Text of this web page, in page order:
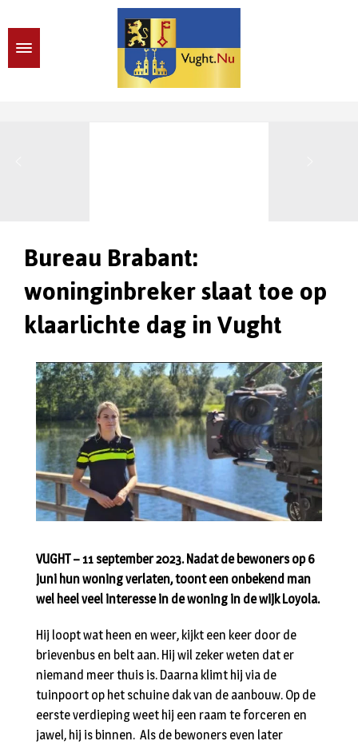
Bureau Brabant:
woninginbreker slaat toe op
klaarlichte dag in Vught
VUGHT – 11 september 2023. Nadat de bewoners op 6
juni hun woning verlaten, toont een onbekend man
wel heel veel interesse in de woning in de wijk Loyola.
Hij loopt wat heen en weer, kijkt een keer door de
brievenbus en belt aan. Hij wil zeker weten dat er
niemand meer thuis is. Daarna klimt hij via de
tuinpoort op het schuine dak van de aanbouw. Op de
eerste verdieping weet hij een raam te forceren en
jawel, hij is binnen. Als de bewoners even later